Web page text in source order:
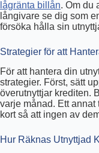
lågränta billån. Om du
långivare se dig som
försöka hålla sin
Strategier för att
För att hantera din
strategier. Först, sätt
överutnyttjar krediten.
varje månad. Ett annat
kort så att ingen av
Hur Räknas Utnyttjad